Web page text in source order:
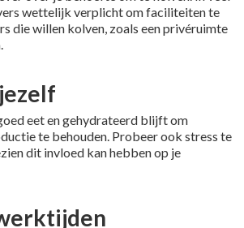
wettelijk verplicht om faciliteiten te
die willen kolven, zoals een privéruimte
eet en gehydrateerd blijft om
te behouden. Probeer ook stress te
dit invloed kan hebben op je